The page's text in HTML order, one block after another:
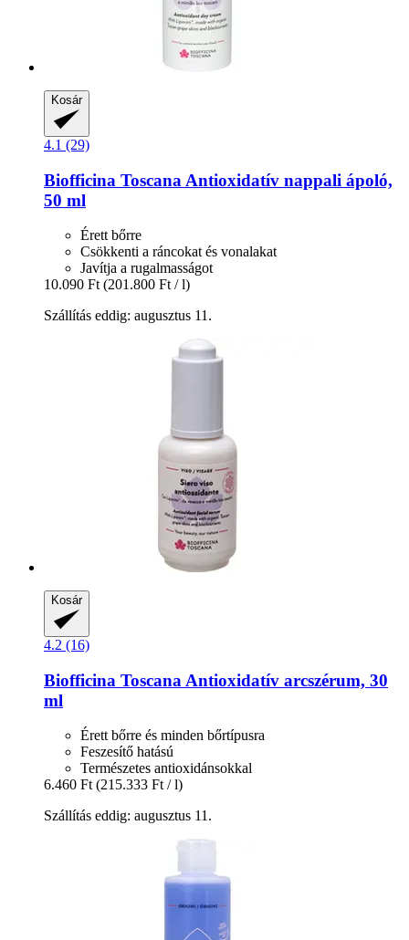
Kosár
4.1 (29)
Biofficina Toscana Antioxidatív nappali ápoló,
50 ml
Érett bőrre
Csökkenti a ráncokat és vonalakat
Javítja a rugalmasságot
10.090 Ft (201.800 Ft / l)
Szállítás eddig: augusztus 11.
Kosár
4.2 (16)
Biofficina Toscana Antioxidatív arcszérum, 30
ml
Érett bőrre és minden bőrtípusra
Feszesítő hatású
Természetes antioxidánsokkal
6.460 Ft (215.333 Ft / l)
Szállítás eddig: augusztus 11.